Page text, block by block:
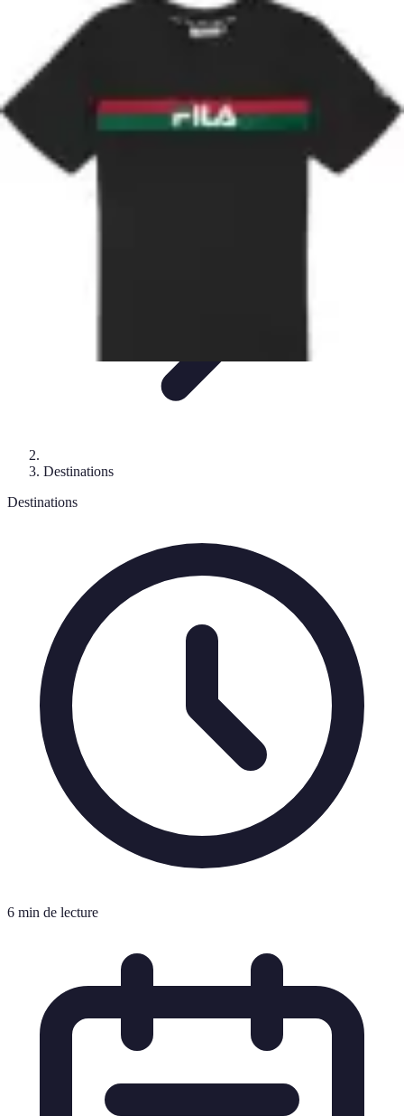
Aventure Sportive
ÉquipementTendances Activités Sportives
Préparation et
Aventure Sportive
Destinations
Destinations
6 min de lecture